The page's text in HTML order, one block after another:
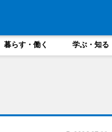
暮らす・働く 学ぶ・知る